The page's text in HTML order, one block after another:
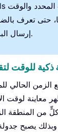
حتى تعرف
إرسال البريد الإلكتروني.
ذكية للوقت
الزمن الحالي
معاينة لوقت
من المنطقة
وبذلك يصبح